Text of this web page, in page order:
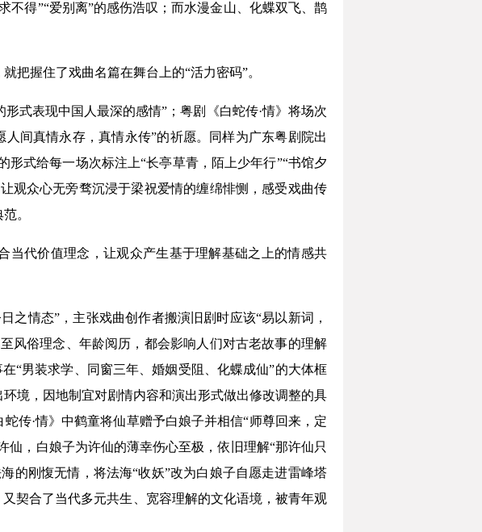
得”“爱别离”的感伤浩叹；而水漫金山、化蝶双飞、鹊
把握住了戏曲名篇在舞台上的“活力密码”。
式表现中国人最深的感情”；粤剧《白蛇传·情》将场次
人间真情永存，真情永传”的祈愿。同样为广东粤剧院出
式给每一场次标注上“长亭草青，陌上少年行”“书馆夕
观众心无旁骛沉浸于梁祝爱情的缠绵悱恻，感受戏曲传
。
当代价值理念，让观众产生基于理解基础之上的情感共
之情态”，主张戏曲创作者搬演旧剧时应该“易以新词，
风俗理念、年龄阅历，都会影响人们对古老故事的理解
“男装求学、同窗三年、婚姻受阻、化蝶成仙”的大体框
境，因地制宜对剧情内容和演出形式做出修改调整的具
传·情》中鹤童将仙草赠予白娘子并相信“师尊回来，定
仙，白娘子为许仙的薄幸伤心至极，依旧理解“那许仙只
的刚愎无情，将法海“收妖”改为白娘子自愿走进雷峰塔
契合了当代多元共生、宽容理解的文化语境，被青年观